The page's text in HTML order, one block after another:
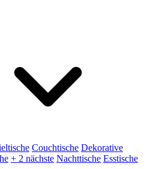
Couchtische Dekorative
+ 2 nächste Nachttische Esstische